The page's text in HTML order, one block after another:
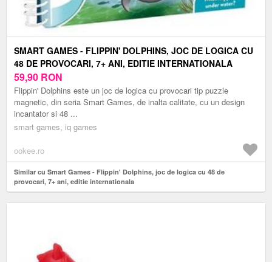
SMART GAMES - FLIPPIN' DOLPHINS, JOC DE LOGICA CU
48 DE PROVOCARI, 7+ ANI, EDITIE INTERNATIONALA
59,90 RON
Flippin' Dolphins este un joc de logica cu provocari tip puzzle
magnetic, din seria Smart Games, de inalta calitate, cu un design
incantator si 48 ...
smart games, iq games
ookee.ro
Similar cu Smart Games - Flippin' Dolphins, joc de logica cu 48 de
provocari, 7+ ani, editie internationala